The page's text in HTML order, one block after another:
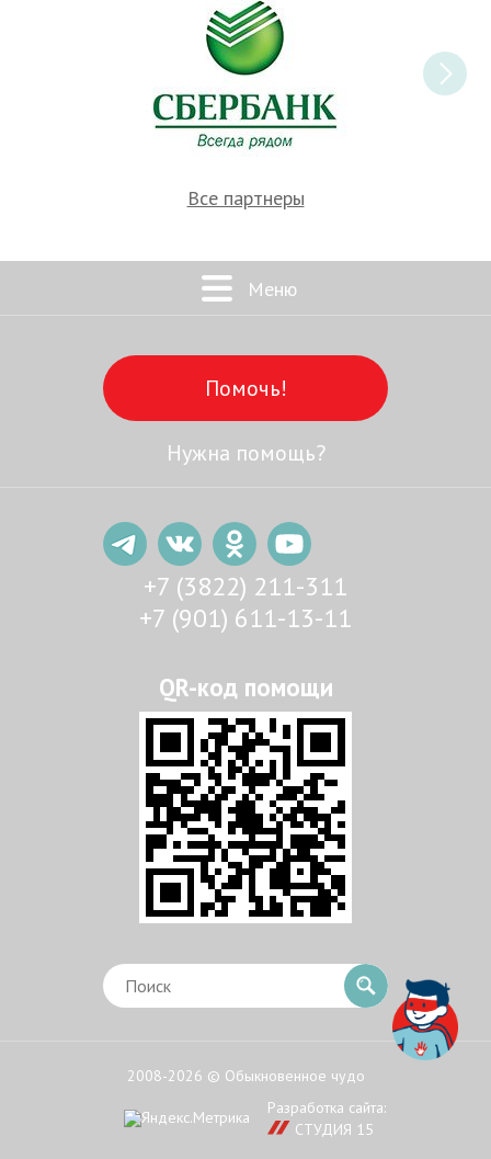
Все партнеры
Меню
Помочь!
Нужна помощь?
+7 (3822) 211-311
+7 (901) 611-13-11
2008-2026 © Обыкновенное чудо
Разработка сайта:
СТУДИЯ 15